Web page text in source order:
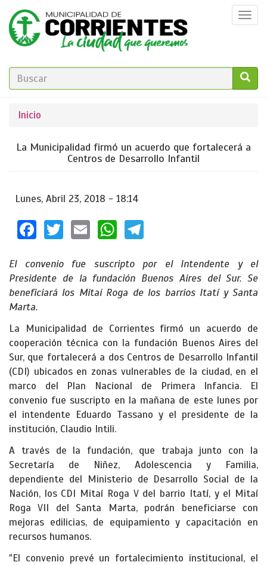
Pasar
contenido
principal
FORMULARIO
BÚSQUEDA
Se
encuentra
usted
Inicio
La Municipalidad firmó un acuerdo que fortalecerá a
Centros de Desarrollo Infantil
Lunes, Abril 23, 2018 - 18:14
Facebook
TwitterEmailWhatsApp
El convenio fue suscripto por el Intendente y el
Presidente de la fundación Buenos Aires del Sur. Se
beneficiará los Mitaí Roga de los barrios Itatí y Santa
Marta.
La Municipalidad de Corrientes firmó un acuerdo de
cooperación técnica con la fundación Buenos Aires del
Sur, que fortalecerá a dos Centros de Desarrollo Infantil
(CDI) ubicados en zonas vulnerables de la ciudad, en el
marco del Plan Nacional de Primera Infancia. El
convenio fue suscripto en la mañana de este lunes por
el intendente Eduardo Tassano y el presidente de la
institución, Claudio Intili.
A través de la fundación, que trabaja junto con la
Secretaría de Niñez, Adolescencia y Familia,
dependiente del Ministerio de Desarrollo Social de la
Nación, los CDI Mitaí Roga V del barrio Itatí, y el Mitaí
Roga VII del Santa Marta, podrán beneficiarse con
mejoras edilicias, de equipamiento y capacitación en
recursos humanos.
"El convenio prevé un fortalecimiento institucional, el